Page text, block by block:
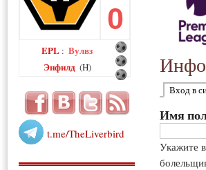
0
EPL : Вулвз
Энфилд (H)
t.me/TheLiverbird
Вход в
Имя
Укажите